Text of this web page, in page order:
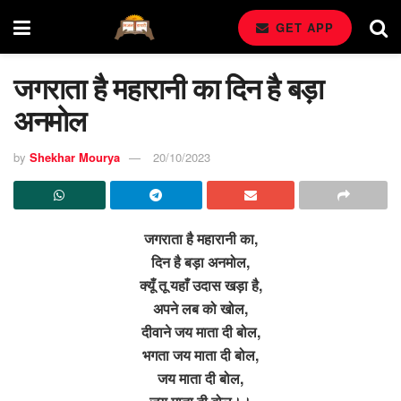
GET APP
जगराता है महारानी का दिन है बड़ा
अनमोल
by Shekhar Mourya 20/10/2023
जगराता है महारानी का,
दिन है बड़ा अनमोल,
क्यूँ तू यहाँ उदास खड़ा है,
अपने लब को खोल,
दीवाने जय माता दी बोल,
भगता जय माता दी बोल,
जय माता दी बोल,